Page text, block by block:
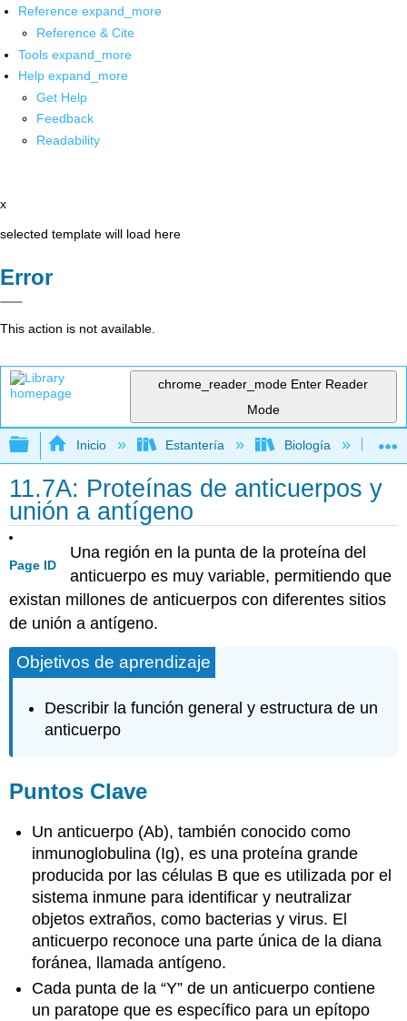
Reference expand_more
Reference & Cite
Tools expand_more
Help expand_more
Get Help
Feedback
Readability
x
selected template will load here
Error
This action is not available.
chrome_reader_mode Enter Reader
Mode
Expandir/contraer jerarquía global
Inicio Estantería Biología
11.7A: Proteínas de anticuerpos y
unión a antígeno
Page ID
Una región en la punta de la proteína del
anticuerpo es muy variable, permitiendo que
existan millones de anticuerpos con diferentes sitios
de unión a antígeno.
Objetivos de aprendizaje
Describir la función general y estructura de un
anticuerpo
Puntos Clave
Un anticuerpo (Ab), también conocido como
inmunoglobulina (Ig), es una proteína grande
producida por las células B que es utilizada por el
sistema inmune para identificar y neutralizar
objetos extraños, como bacterias y virus. El
anticuerpo reconoce una parte única de la diana
foránea, llamada antígeno.
Cada punta de la “Y” de un anticuerpo contiene
un paratope que es específico para un epítopo